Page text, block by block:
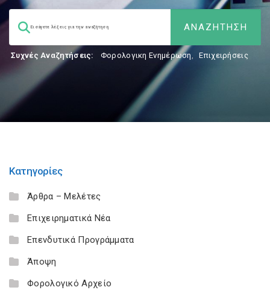
Συχνές Αναζητήσεις: Φορολογικη Ενημέρωση, Επιχειρήσεις
Κατηγορίες
Άρθρα – Μελέτες
Επιχειρηματικά Νέα
Επενδυτικά Προγράμματα
Άποψη
Φορολογικό Αρχείο